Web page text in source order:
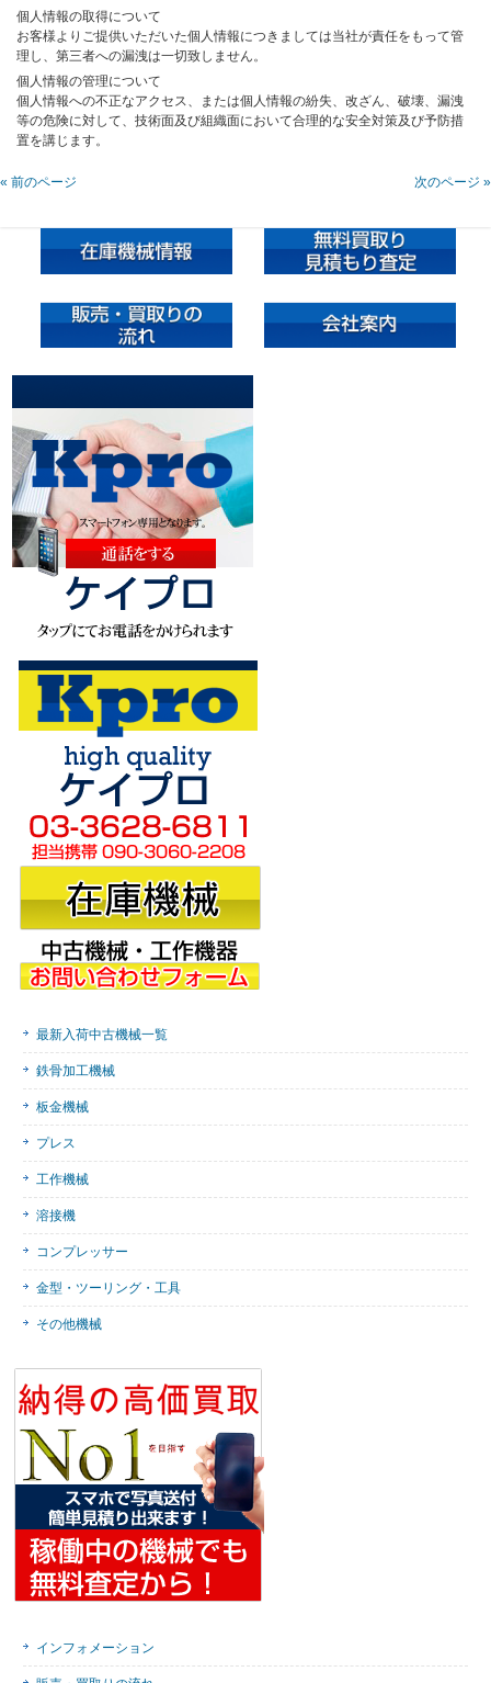
個人情報の取得について
お客様よりご提供いただいた個人情報につきましては当社が責任をもって管
理し、第三者への漏洩は一切致しません。
個人情報の管理について
個人情報への不正なアクセス、または個人情報の紛失、改ざん、破壊、漏洩
等の危険に対して、技術面及び組織面において合理的な安全対策及び予防措
置を講じます。
« 前のページ 次のページ »
最新入荷中古機械一覧
鉄骨加工機械
板金機械
プレス
工作機械
溶接機
コンプレッサー
金型・ツーリング・工具
その他機械
インフォメーション